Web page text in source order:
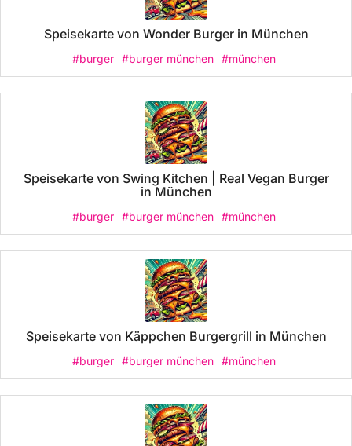
Speisekarte von Wonder Burger in München
#burger #burger münchen #münchen
Speisekarte von Swing Kitchen | Real Vegan Burger
in München
#burger #burger münchen #münchen
Speisekarte von Käppchen Burgergrill in München
#burger #burger münchen #münchen